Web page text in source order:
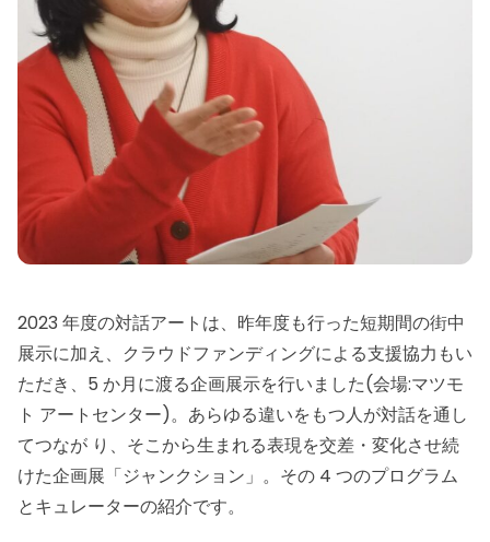
2023 年度の対話アートは、昨年度も行った短期間の街中
展示に加え、クラウドファンディングによる支援協力もい
ただき、5 か月に渡る企画展示を行いました(会場:マツモ
ト アートセンター)。あらゆる違いをもつ人が対話を通し
てつなが り、そこから生まれる表現を交差・変化させ続
けた企画展「ジャンクション」。その 4 つのプログラム
とキュレーターの紹介です。